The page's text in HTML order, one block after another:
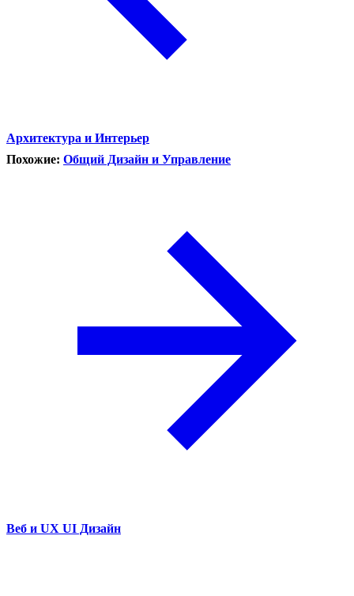
Архитектура и Интерьер
Похожие: Общий Дизайн и Управление
Веб и UX UI Дизайн